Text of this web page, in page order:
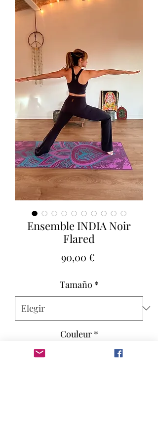
Ensemble INDIA Noir
Flared
90,00 €Precio
Tamaño *
Couleur *